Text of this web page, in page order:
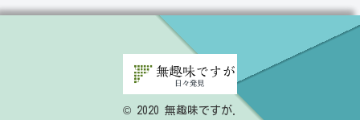
© 2020 無趣味ですが.